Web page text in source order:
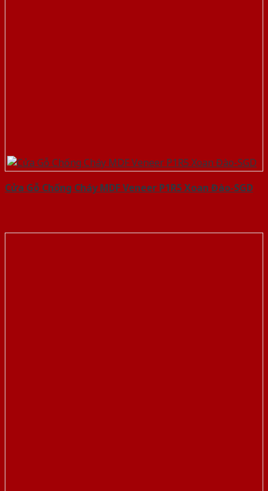
Cửa Gỗ Chống Cháy MDF Veneer P1R5 Xoan Đào-SGD